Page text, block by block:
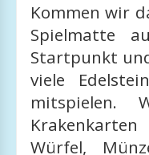
Kommen wir
Spielmatte
Startpunkt
viele
mitspielen.
Würfel,